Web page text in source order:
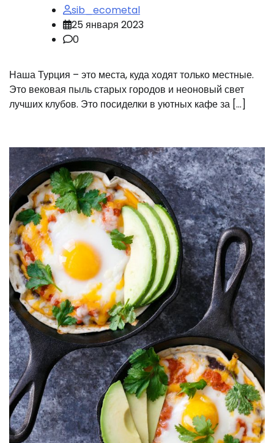
sib_ecometal
25 января 2023
0
Наша Турция – это места, куда ходят только местные.
Это вековая пыль старых городов и неоновый свет
лучших клубов. Это посиделки в уютных кафе за […]